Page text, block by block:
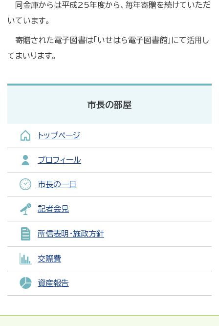
同金庫からは平成25年度から、毎年寄贈を続けていただ
いています。
寄贈された電子図書は「いせはら電子図書館」にて活用し
てまいります。
市長の部屋
トップページ
プロフィール
市長の一日
記者会見
所信表明・施政方針
交際費
資産報告